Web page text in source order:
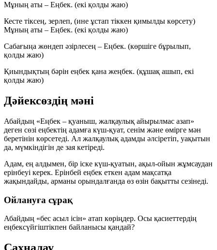
Мұның аты – Еңбек. (екі қолды жаю)
Кесте тіксең, зерлеп, (ине ұстап тіккен қимылды көрсету)
Мұның аты – Еңбек. (екі қолды жаю)
Сабағыңа жөндеп әзірлесең – Еңбек. (көршіге бұрылып,
қолды жаю)
Қиындықтың бәрін еңбек қана жеңбек. (құшақ ашып, екі
қолды жаю)
Дәйексөздің мәні
Абайдың «Еңбек – қуаныш, жалқаулық айырылмас азап»
деген сөзі еңбектің адамға күш-қуат, сенім және өмірге мән
беретінін көрсетеді. Ал жалқаулық адамды әлсіретіп, уақытын
да, мүмкіндігін де зая кетіреді.
Адам, ең алдымен, бір іске күш-қуатын, ақыл-ойын жұмсаудан
ерінбеуі керек. Ерінбей еңбек еткен адам мақсатқа
жақындайды, арманы орындалғанда өз өзін бақытты сезінеді.
Ойлануға сұрақ
Абайдың «бес асыл ісін» атап көріңдер. Осы қасиеттердің
еңбексүйгіштікпен байланысы қандай?